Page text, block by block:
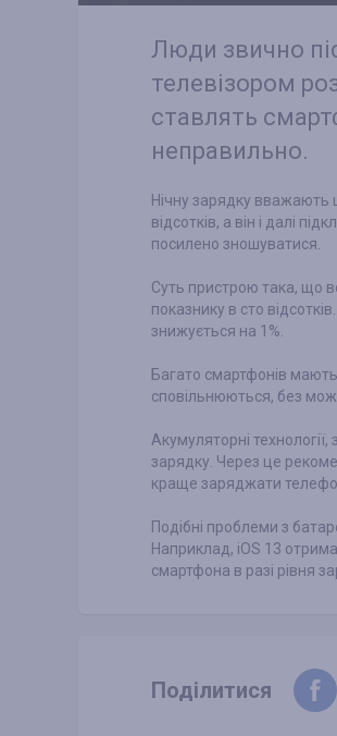
Люди звично
телевізором
ставлять
неправильно.
Нічну зарядку вважають
відсотків, а він і далі
посилено зношуватися.
Суть пристрою така, що
показнику в сто
знижується на 1%.
Багато смартфонів мають
сповільнюються, без
Акумуляторні
зарядку. Через це
краще заряджати
Подібні проблеми з
Наприклад, iOS 13
смартфона в разі рівня
Поділитися